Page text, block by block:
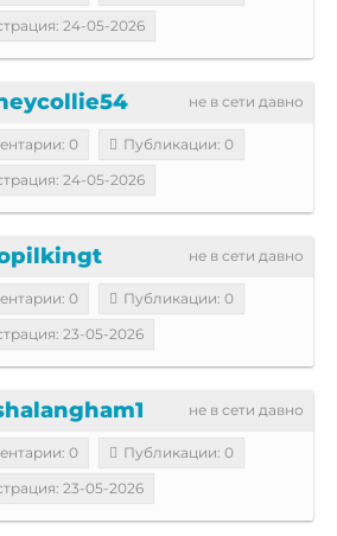
24-05-2026
не в сети давно
0
Публикации: 0
24-05-2026
не в сети давно
0
Публикации: 0
23-05-2026
не в сети давно
0
Публикации: 0
23-05-2026